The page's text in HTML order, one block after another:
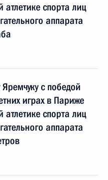
атлетике спорта лиц
аппарата
с победой
играх в Париже
атлетике спорта лиц
аппарата